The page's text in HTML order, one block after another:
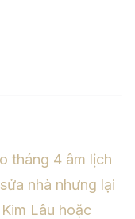
tháng 4 âm lịch
nhà nhưng lại
Lâu hoặc